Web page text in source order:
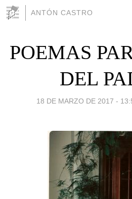
ANTÓN CASTRO
POEMAS
DEL
18 DE MARZO DE 2017 -